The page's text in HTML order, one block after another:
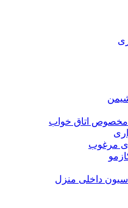
مخصوص اتاق خواب
مرغوب
داخلی منزل